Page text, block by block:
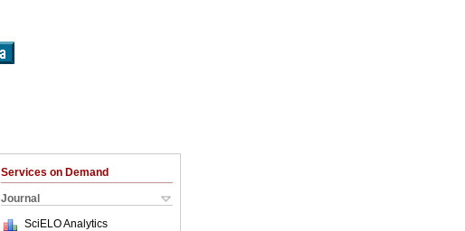
Services on Demand
Journal
SciELO Analytics